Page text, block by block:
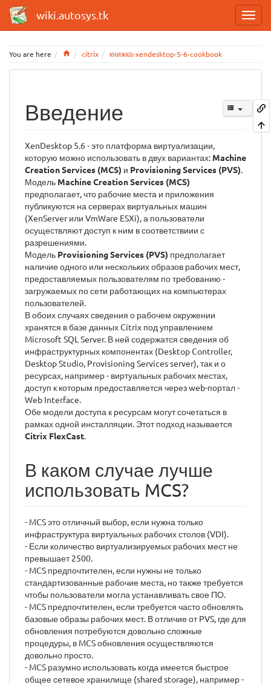
wiki.autosys.tk
You are here Homecitrix книжка-xendesktop-5-6-cookbook
Введение
XenDesktop 5.6 - это платформа виртуализации,
которую можно использовать в двух вариантах: Machine
Creation Services (MCS) и Provisioning Services (PVS).
Модель Machine Creation Services (MCS)
предполагает, что рабочие места и приложения
публикуются на серверах виртуальных машин
(XenServer или VmWare ESXi), а пользователи
осуществляют доступ к ним в соответствиии с
разрешениями.
Модель Provisioning Services (PVS) предполагает
наличие одного или нескольких образов рабочих мест,
предоставляемых пользователям по требованию -
загружаемых по сети работающих на компьютерах
пользователей.
В обоих случаях сведения о рабочем окружении
хранятся в базе данных Citrix под управлением
Microsoft SQL Server. В ней содержатся сведения об
инфраструктурных компонентах (Desktop Controller,
Desktop Studio, Provisioning Services server), так и о
ресурсах, например - виртуальных рабочих местах,
доступ к которым предоставляется через web-портал -
Web Interface.
Обе модели доступа к ресурсам могут сочетаться в
рамках одной инсталляции. Этот подход называется
Citrix FlexCast.
В каком случае лучше
использовать MCS?
- MCS это отличный выбор, если нужна только
инфраструктура виртуальных рабочих столов (VDI).
- Если количество виртуализируемых рабочих мест не
превышает 2500.
- MCS предпочтителен, если нужны не только
стандартизованные рабочие места, но также требуется
чтобы пользователи могла устанавливать свое ПО.
- MCS предпочтителен, если требуется часто обновлять
базовые образы рабочих мест. В отличие от PVS, где для
обновления потребуются довольно сложные
процедуры, в MCS обновления осуществляются
довольно просто.
- MCS разумно использовать когда имеется быстрое
общее сетевое хранилище (shared storage), например -